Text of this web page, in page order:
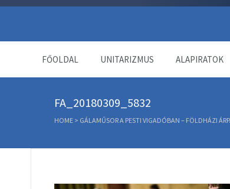
FŐOLDAL UNITARIZMUS ALAPIRATOK
FA_20180309_5832
HOME > GÁLAMŰSOR A PESTI VIGADÓBAN – FÖLDHÁZI